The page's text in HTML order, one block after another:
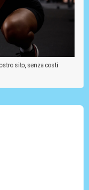
sito, senza costi